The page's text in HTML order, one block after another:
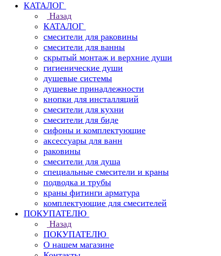
КАТАЛОГ
Назад
КАТАЛОГ
смесители для раковины
смесители для ванны
скрытый монтаж и верхние души
гигиенические души
душевые системы
душевые принадлежности
кнопки для инсталляций
смесители для кухни
смесители для биде
сифоны и комплектующие
аксессуары для ванн
раковины
смесители для душа
специальные смесители и краны
подводка и трубы
краны фитинги арматура
комплектующие для смесителей
ПОКУПАТЕЛЮ
Назад
ПОКУПАТЕЛЮ
О нашем магазине